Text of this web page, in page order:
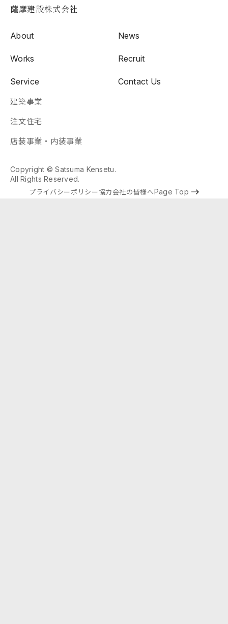
薩摩建設株式会社
About
Works
Service
建築事業
注文住宅
店装事業・内装事業
News
Recruit
Contact Us
Copyright © Satsuma Kensetu.
All Rights Reserved.
プライバシーポリシー協力会社の皆様へPage Top